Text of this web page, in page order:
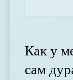
Как у
сам